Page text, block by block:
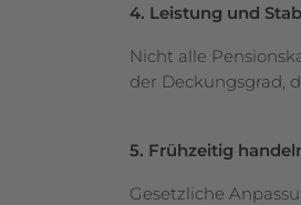
4. Leistung und
Nicht alle
der Deckungsgrad,
5. Frühzeitig
Gesetzliche